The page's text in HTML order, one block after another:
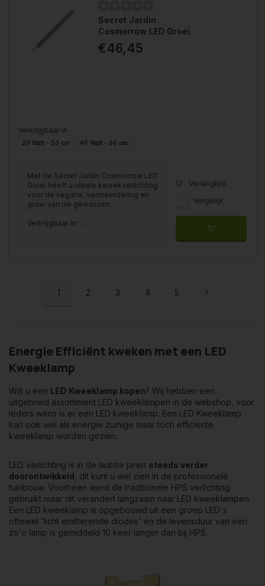
Secret Jardin
Cosmorrow LED Groei
€46,45
Verkrijgbaar in
20 Watt - 50 cm 40 Watt - 90 cm
Met de Secret Jardin Cosmorrow LED
Groei heeft u ideale kweekverlichting
voor de vegatie, vermeerdering en
groei van uw gewassen.
Verkrijgbaar in: ...
Verlanglijst
Vergelijk
1 2 3 4 5
Energie Efficiënt kweken met een LED
Kweeklamp
Wilt u een LED Kweeklamp kopen? Wij hebben een
uitgebreid assortiment LED kweeklampen in de webshop, voor
ieders wens is er een LED kweeklamp. Een LED Kweeklamp
kan ook wel als energie zuinige maar toch efficiënte
kweeklamp worden gezien.
LED verlichting is in de laatste jaren steeds verder
doorontwikkeld , dit kunt u wel zien in de professionele
tuinbouw. Voorheen werd de traditionele HPS verlichting
gebruikt maar dit verandert langzaam naar LED kweeklampen.
Een LED kweeklamp is opgebouwd uit een groep LED's
oftewel 'licht emitterende diodes' en de levensduur van een
zo'n lamp is gemiddeld 10 keer langer dan bij HPS.